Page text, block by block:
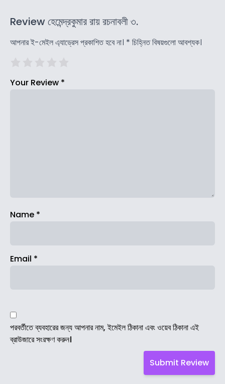
Review হেমেন্দ্রকুমার রায় রচনাবলী ৩.
আপনার ই-মেইল এ্যাড্রেস প্রকাশিত হবে না। * চিহ্নিত বিষয়গুলো আবশ্যক।
Your Review *
Name *
Email *
পরবর্তীতে ব্যবহারের জন্য আপনার নাম, ইমেইল ঠিকানা এবং ওয়েব ঠিকানা এই
ব্রাউজারে সংরক্ষণ করুন।